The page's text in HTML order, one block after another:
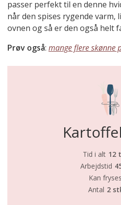
passer perfekt til en denne
når den spises rygende varm,
ovnen og så er den også helt
Prøv også: mange flere skønne
Tid i alt 12
Arbejdstid
Kan fryses
Antal 2